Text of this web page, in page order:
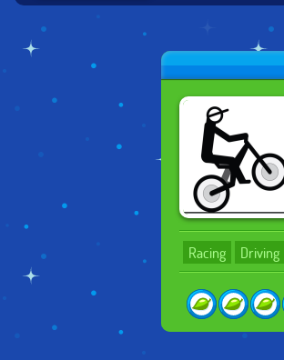
CARS: EXTREME
OFF ROAD RUSH
Racing Driving